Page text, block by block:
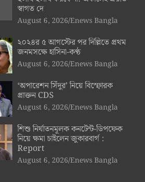
স্বাগত দে
August 6, 2026 Enews Bangla
২০২৪র ৫ আগস্টের পর দিল্লিতে প্রথম
জনমসক্ষে হাসিনা-কণ্ঠ
August 6, 2026 Enews Bangla
‘অপারেশন সিঁদুর’ নিয়ে বিস্ফোরক
প্রাক্তন CDS
August 6, 2026 Enews Bangla
শিশু নির্যাতনমূলক কনটেন্ট-ডিপফেক
নিয়ে ক্ষমা চাইলেন জুকারবার্গ :
Report
August 6, 2026 Enews Bangla